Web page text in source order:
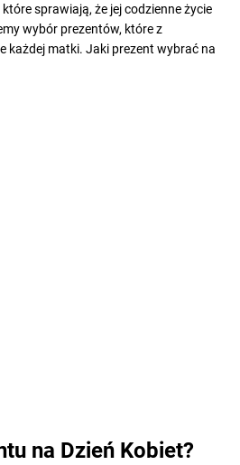
sprawiają, że jej codzienne życie
wybór prezentów, które z
każdej matki. Jaki prezent wybrać na
na Dzień Kobiet?